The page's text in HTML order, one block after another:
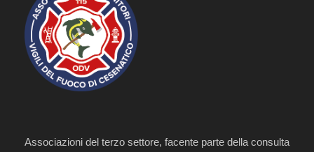
Associazioni del terzo settore, facente parte della consulta